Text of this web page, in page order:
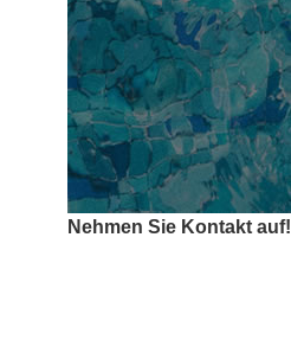
Nehmen Sie Kontakt auf!